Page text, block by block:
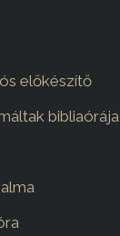
előkészítő
bibliaórája